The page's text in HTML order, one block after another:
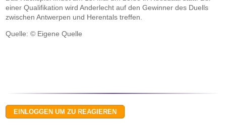
einer Qualifikation wird Anderlecht auf den Gewinner des Duells
zwischen Antwerpen und Herentals treffen.
Quelle: © Eigene Quelle